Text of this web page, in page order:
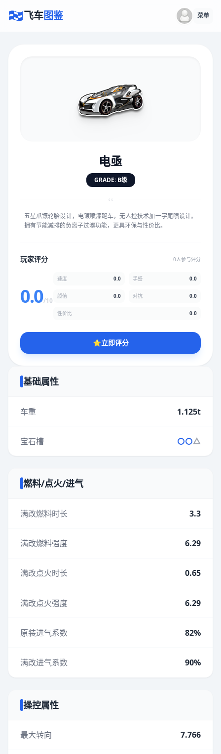
飞车图鉴 菜单
电亟
GRADE: B级
“
五星爪镶轮胎设计，电镀喷漆跑车，无人控技术加一字尾喷设计。
拥有节能减排的负离子过滤功能，更具环保与性价比。
玩家评分 0人参与评分
0.0/10
速度 0.0 手感 0.0
颜值 0.0 对抗 0.0
性价比 0.0
⭐立即评分
基础属性
车重 1.125t
宝石槽
燃料/点火/进气
满改燃料时长 3.3
满改燃料强度 6.29
满改点火时长 0.65
满改点火强度 6.29
原装进气系数 82%
满改进气系数 90%
操控属性
最大转向 7.766
★★★★★★
手感 5.0分
★★ ★ ★
性价比
★★★★★★★★★★